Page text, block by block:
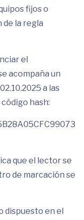
fijos o
de la regla
el
acompaña un
a las
hash:
que el lector se
de marcación se
dispuesto en el